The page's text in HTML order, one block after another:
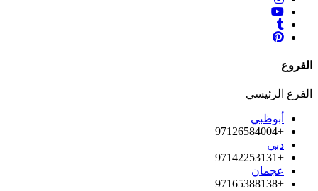
الفروع
الفرع الرئيسي
أبوظبي
+97126584004
دبي
+97142253131
عجمان
+97165388138